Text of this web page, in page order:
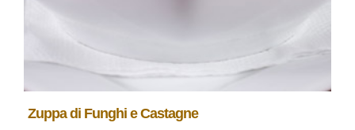
Zuppa di Funghi e Castagne